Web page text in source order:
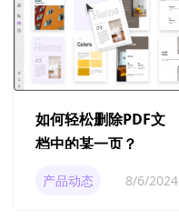
如何轻松删除PDF文
档中的某一页？
产品动态 8/6/2024